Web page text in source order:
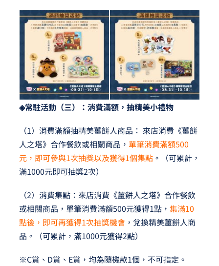
◈常駐活動（三）：消費滿額，抽精美小禮物
（1）消費滿額抽精美薑餅人商品： 來店消費《薑餅
人之塔》合作餐飲或相關商品， 單筆消費滿額500
元，即可參與1次抽獎以及獲得1個集點。（可累計，
滿1000元即可抽獎2次）
（2）消費集點：來店消費《薑餅人之塔》合作餐飲
或相關商品，單筆消費滿額500元獲得1點， 集滿10
點後，即可再獲得1次抽獎機會，兌換精美薑餅人商
品。（可累計，滿1000元獲得2點）
※C賞、D賞、E賞，均為隨機款1個，不可指定。